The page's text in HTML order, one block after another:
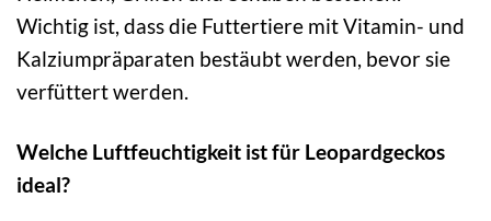
Wichtig ist, dass die Futtertiere mit Vitamin- und
Kalziumpräparaten bestäubt werden, bevor sie
verfüttert werden.
Welche Luftfeuchtigkeit ist für Leopardgeckos
ideal?